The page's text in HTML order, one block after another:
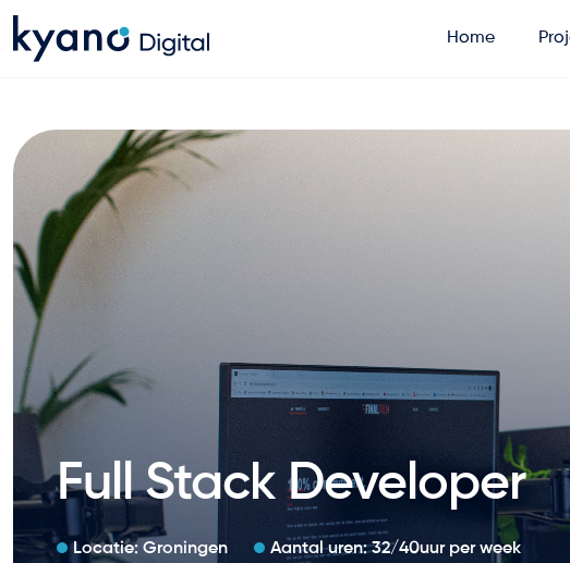
Home
Projecten
Diensten
Artikelen
Over ons
Contact
Full Stack Developer
Locatie: Groningen Aantal uren: 32/40uur per week